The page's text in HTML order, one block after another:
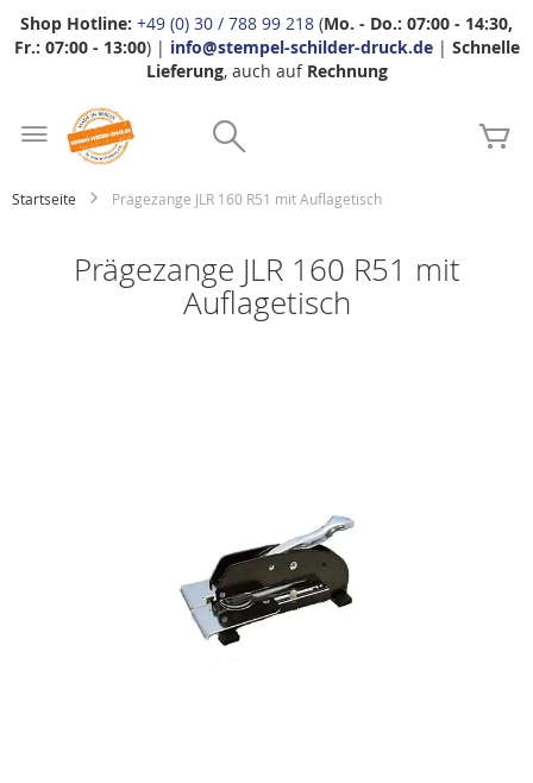
Shop Hotline: +49 (0) 30 / 788 99 218 (Mo. - Do.: 07:00 - 14:30,
Fr.: 07:00 - 13:00) | info@stempel-schilder-druck.de| Schnelle
Lieferung, auch auf Rechnung
Startseite Prägezange JLR 160 R51 mit Auflagetisch
Prägezange JLR 160 R51 mit
Auflagetisch